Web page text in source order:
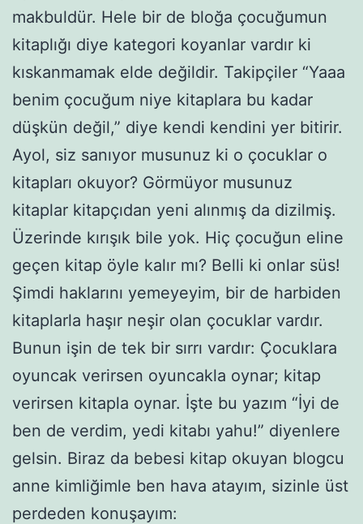
makbuldür. Hele bir de bloğa çocuğumun
kitaplığı diye kategori koyanlar vardır ki
kıskanmamak elde değildir. Takipçiler “Yaaa
benim çocuğum niye kitaplara bu kadar
düşkün değil,” diye kendi kendini yer bitirir.
Ayol, siz sanıyor musunuz ki o çocuklar o
kitapları okuyor? Görmüyor musunuz
kitaplar kitapçıdan yeni alınmış da dizilmiş.
Üzerinde kırışık bile yok. Hiç çocuğun eline
geçen kitap öyle kalır mı? Belli ki onlar süs!
Şimdi haklarını yemeyeyim, bir de harbiden
kitaplarla haşır neşir olan çocuklar vardır.
Bunun işin de tek bir sırrı vardır: Çocuklara
oyuncak verirsen oyuncakla oynar; kitap
verirsen kitapla oynar. İşte bu yazım “İyi de
ben de verdim, yedi kitabı yahu!” diyenlere
gelsin. Biraz da bebesi kitap okuyan blogcu
anne kimliğimle ben hava atayım, sizinle üst
perdeden konuşayım: